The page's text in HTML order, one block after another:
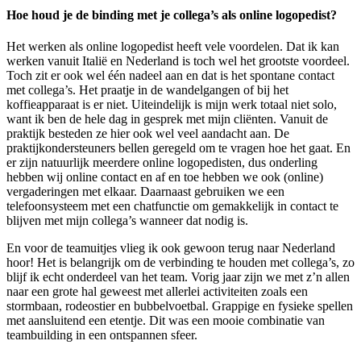
Hoe houd je de binding met je collega’s als online logopedist?
Het werken als online logopedist heeft vele voordelen. Dat ik kan
werken vanuit Italië en Nederland is toch wel het grootste voordeel.
Toch zit er ook wel één nadeel aan en dat is het spontane contact
met collega’s. Het praatje in de wandelgangen of bij het
koffieapparaat is er niet. Uiteindelijk is mijn werk totaal niet solo,
want ik ben de hele dag in gesprek met mijn cliënten. Vanuit de
praktijk besteden ze hier ook wel veel aandacht aan. De
praktijkondersteuners bellen geregeld om te vragen hoe het gaat. En
er zijn natuurlijk meerdere online logopedisten, dus onderling
hebben wij online contact en af en toe hebben we ook (online)
vergaderingen met elkaar. Daarnaast gebruiken we een
telefoonsysteem met een chatfunctie om gemakkelijk in contact te
blijven met mijn collega’s wanneer dat nodig is.
En voor de teamuitjes vlieg ik ook gewoon terug naar Nederland
hoor! Het is belangrijk om de verbinding te houden met collega’s, zo
blijf ik echt onderdeel van het team. Vorig jaar zijn we met z’n allen
naar een grote hal geweest met allerlei activiteiten zoals een
stormbaan, rodeostier en bubbelvoetbal. Grappige en fysieke spellen
met aansluitend een etentje. Dit was een mooie combinatie van
teambuilding in een ontspannen sfeer.